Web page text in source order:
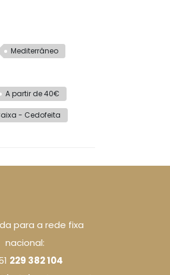
Mediterrâneo
A partir de 40€
- Cedofeita
para a rede fixa
nacional:
229 382 104